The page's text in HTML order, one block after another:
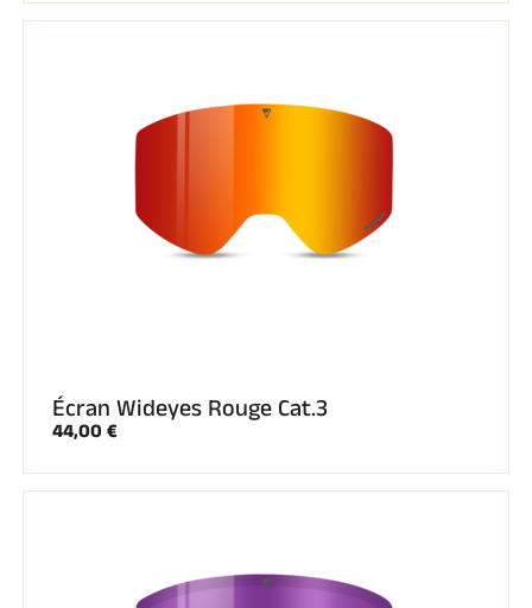
Écran Wideyes Rouge Cat.3
44,00 €